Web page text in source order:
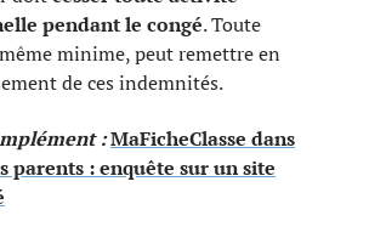
pendant le congé. Toute
minime, peut remettre en
de ces indemnités.
:MaFicheClasse dans
parents : enquête sur un site